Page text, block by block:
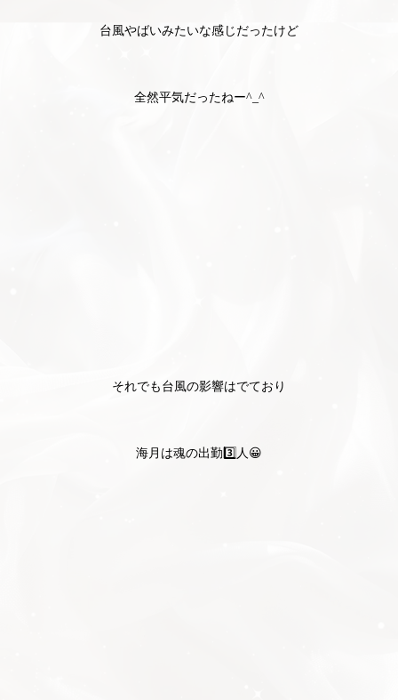
台風やばいみたいな感じだったけど
全然平気だったねー‎^_^
それでも台風の影響はでており
海月は魂の出勤3️⃣人😀